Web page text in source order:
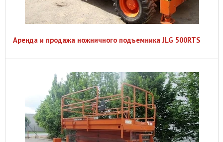
Аренда и продажа ножничного подъемника JLG 500RTS